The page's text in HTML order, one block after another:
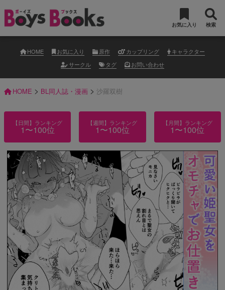
お気に入り 検索
HOME お気に入り 原作 カップリング
キャラクター
サークル
タグ お問い合わせ
HOME > BL同人誌・漫画 > 沙羅双樹
【日間】ランキング
1〜100位
【週間】ランキング
1〜100位
【月間】ランキング
1〜100位